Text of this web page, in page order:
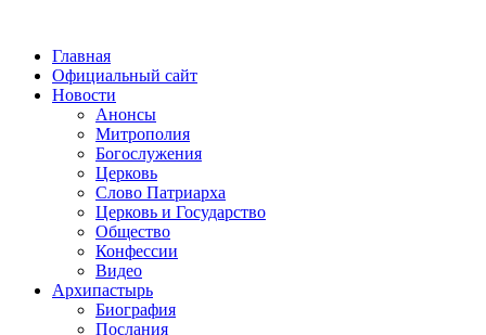
Главная
Официальный сайт
Новости
Анонсы
Митрополия
Богослужения
Церковь
Слово Патриарха
Церковь и Государство
Общество
Конфессии
Видео
Архипастырь
Биография
Послания